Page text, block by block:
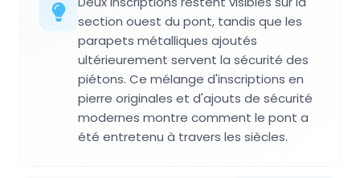
section ouest du pont, tandis que les
parapets métalliques ajoutés
ultérieurement servent la sécurité des
piétons. Ce mélange d'inscriptions en
pierre originales et d'ajouts de sécurité
modernes montre comment le pont a
été entretenu à travers les siècles.